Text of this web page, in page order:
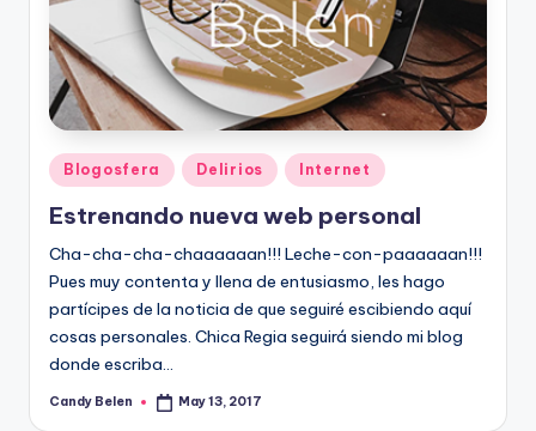
Posted
in
Blogosfera Delirios Internet
Estrenando nueva web personal
Cha-cha-cha-chaaaaaan!!! Leche-con-paaaaaan!!!
Pues muy contenta y llena de entusiasmo, les hago
partícipes de la noticia de que seguiré escibiendo aquí
cosas personales. Chica Regia seguirá siendo mi blog
donde escriba…
Posted
Candy Belen May 13, 2017